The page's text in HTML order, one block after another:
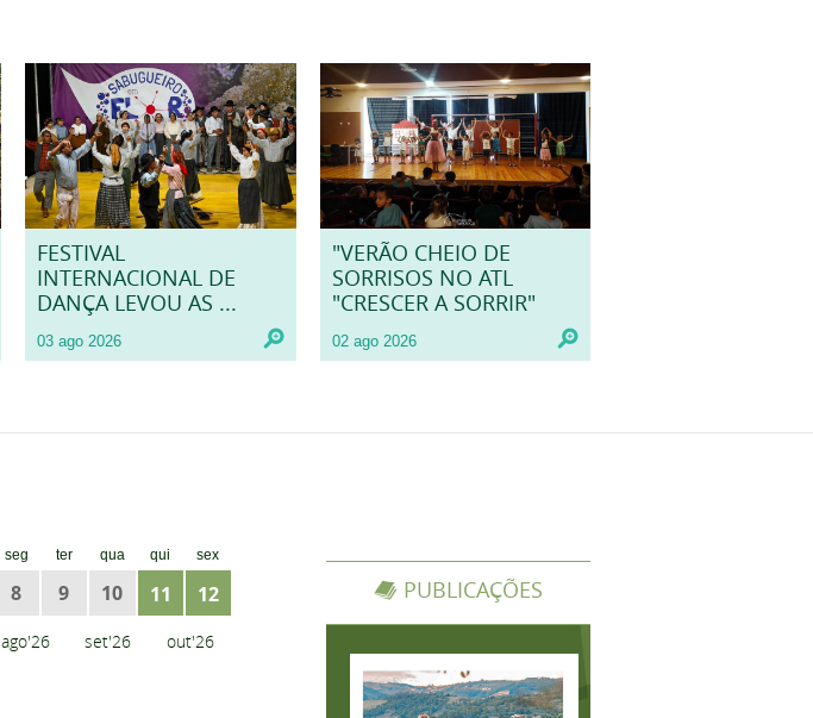
FESTIVAL
INTERNACIONAL DE
DANÇA LEVOU AS ...
03 ago 2026
"VERÃO CHEIO DE
SORRISOS NO ATL
"CRESCER A SORRIR"
02 ago 2026
seg ter qua qui sex
8 9 10 11 12
ago'26 set'26 out'26
PUBLICAÇÕES